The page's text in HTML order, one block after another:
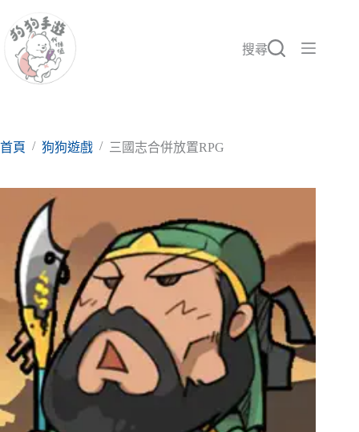
至
要
搜尋
首頁 / 狗狗遊戲 / 三國志合併放置RPG